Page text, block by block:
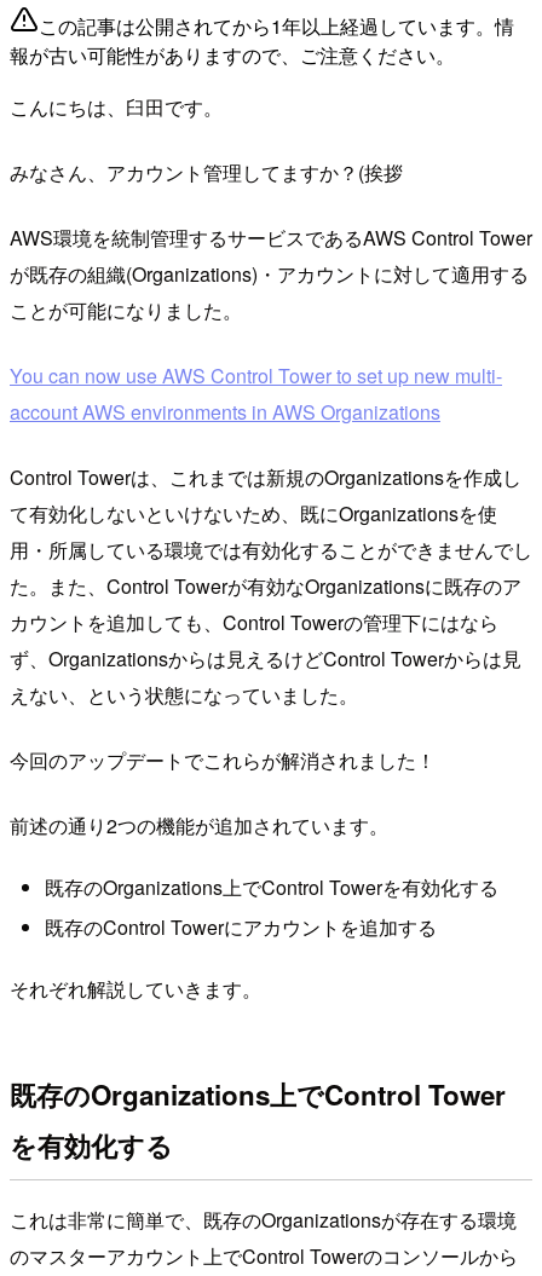
この記事は公開されてから1年以上経過しています。情
報が古い可能性がありますので、ご注意ください。
こんにちは、臼田です。
みなさん、アカウント管理してますか？(挨拶
AWS環境を統制管理するサービスであるAWS Control Tower
が既存の組織(Organizations)・アカウントに対して適用する
ことが可能になりました。
You can now use AWS Control Tower to set up new multi-
account AWS environments in AWS Organizations
Control Towerは、これまでは新規のOrganizationsを作成し
て有効化しないといけないため、既にOrganizationsを使
用・所属している環境では有効化することができませんでし
た。また、Control Towerが有効なOrganizationsに既存のア
カウントを追加しても、Control Towerの管理下にはなら
ず、Organizationsからは見えるけどControl Towerからは見
えない、という状態になっていました。
今回のアップデートでこれらが解消されました！
前述の通り2つの機能が追加されています。
既存のOrganizations上でControl Towerを有効化する
既存のControl Towerにアカウントを追加する
それぞれ解説していきます。
既存のOrganizations上でControl Tower
を有効化する
これは非常に簡単で、既存のOrganizationsが存在する環境
のマスターアカウント上でControl Towerのコンソールから